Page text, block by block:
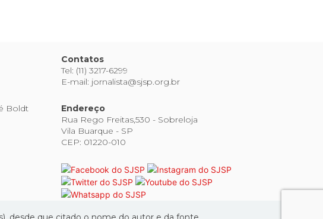
Boldt
Contatos
Tel: (11) 3217-6299
E-mail: jornalista@sjsp.org.br
Endereço
Rua Rego Freitas,530 - Sobreloja
Vila Buarque - SP
CEP: 01220-010